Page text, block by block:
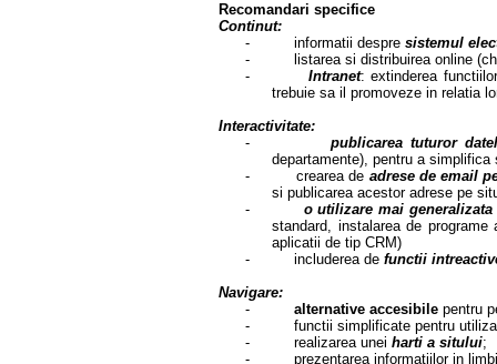
Recomandari specifice
Continut:
- informatii despre sistemul
- listarea si distribuirea online
-Intranet: extinderea
trebuie sa il promoveze in relatia
Interactivitate:
- publicarea tuturor
departamente), pentru a
- crearea de adrese de email
si publicarea acestor adrese pe
- o utilizare mai
standard, instalarea de
aplicatii de tip CRM)
- includerea de functii
Navigare:
- alternative accesibile pentru
- functii simplificate pentru
- realizarea unei harti a sitului;
- prezentarea informatiilor in